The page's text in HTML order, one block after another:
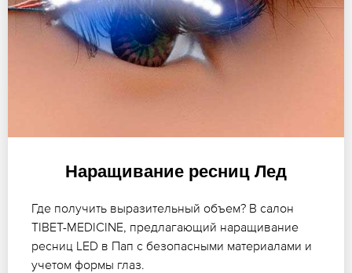
Наращивание ресниц Лед
Где получить выразительный объем? В салон
TIBET-MEDICINE, предлагающий наращивание
ресниц LED в Пап с безопасными материалами и
учетом формы глаз.